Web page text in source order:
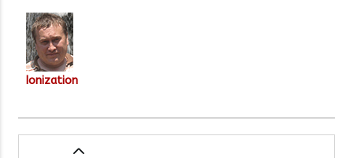
Ionization